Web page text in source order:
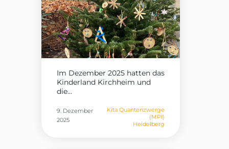
Im Dezember 2025 hatten das
Kinderland Kirchheim und
die...
9. Dezember
2025
Kita Quantenzwerge
(MPI)
Heidelberg